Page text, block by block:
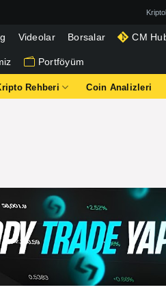
Videolar Borsalar CM
Portföyüm
Rehberi Coin Analizleri